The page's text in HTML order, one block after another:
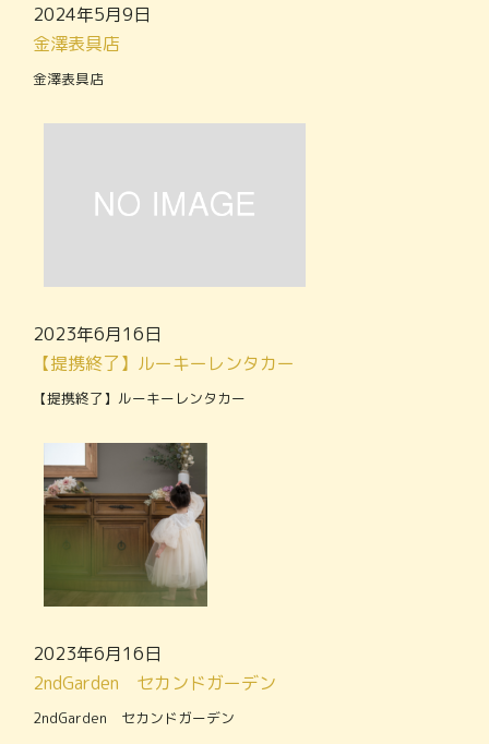
2024年5月9日
金澤表具店
金澤表具店
2023年6月16日
【提携終了】ルーキーレンタカー
【提携終了】ルーキーレンタカー
2023年6月16日
2ndGarden セカンドガーデン
2ndGarden セカンドガーデン